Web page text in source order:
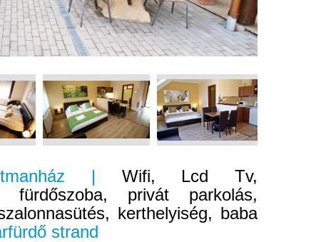
| Wifi, Lcd Tv,
fürdőszoba, privát parkolás,
kerthelyiség, baba
strand